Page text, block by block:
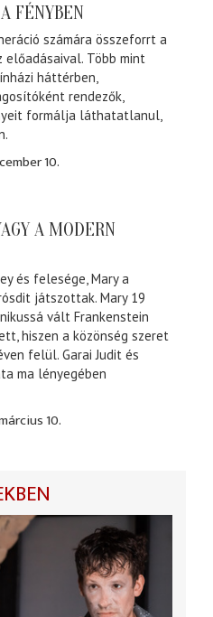
FÉNYBEN
számára összeforrt a
előadásaival. Több mint
háttérben,
rendezők,
formálja láthatatlanul,
10.
A MODERN
és felesége, Mary a
játszottak. Mary 19
vált Frankenstein
hiszen a közönség szeret
felül. Garai Judit és
ma lényegében
10.